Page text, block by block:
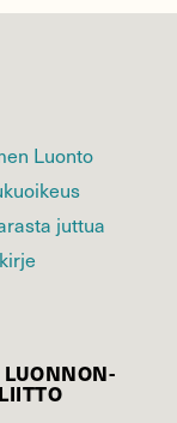
Luonto
juttua
LUONNON­